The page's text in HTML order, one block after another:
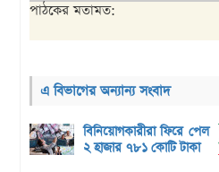
পাঠকের মতামত:
এ বিভাগের অন্যান্য সংবাদ
বিনিয়োগকারীরা ফিরে পেল
২ হাজার ৭৮১ কোটি টাকা